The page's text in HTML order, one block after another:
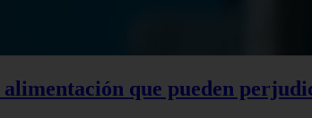
alimentación que pueden